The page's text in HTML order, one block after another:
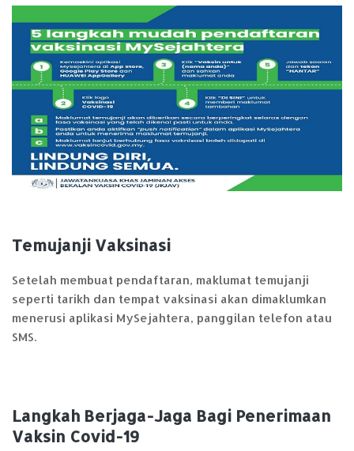
Temujanji Vaksinasi
Setelah membuat pendaftaran, maklumat temujanji
seperti tarikh dan tempat vaksinasi akan dimaklumkan
menerusi aplikasi MySejahtera, panggilan telefon atau
SMS.
Langkah Berjaga-Jaga Bagi Penerimaan
Vaksin Covid-19